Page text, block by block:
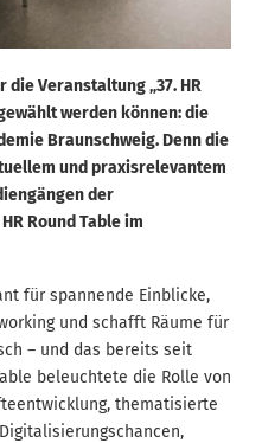
Veranstaltung „37. HR
werden können: die
Braunschweig. Denn die
und praxisrelevantem
der
Round Table im
für spannende Einblicke,
und schafft Räume für
– und das bereits seit
beleuchtete die Rolle von
thematisierte